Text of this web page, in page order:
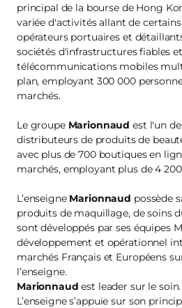
principal de la bourse de Hong
variée d'activités allant de
opérateurs portuaires et
sociétés d'infrastructures fiables
télécommunications mobiles
plan, employant 300 000
marchés.
Le groupe Marionnaud est l'un
distributeurs de produits de
avec plus de 700 boutiques en
marchés, employant plus de 4
L’enseigne Marionnaud possède
produits de maquillage, de soins
sont développés par ses équipes
développement et opérationnel
marchés Français et Européens
l’enseigne.
Marionnaudest leader sur le soin.
L’enseigne s’appuie sur son